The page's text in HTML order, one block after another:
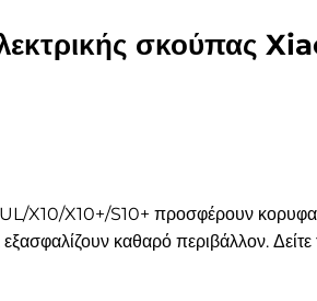
σκούπας
X10/X10+/S10+ προσφέρουν
εξασφαλίζουν καθαρό περιβάλλον.